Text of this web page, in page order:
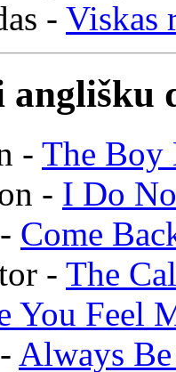
- Viskas
- The Boy
- I Do
Come
- The
You Feel
Always